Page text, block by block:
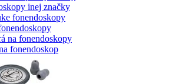
inej značky
fonendoskop